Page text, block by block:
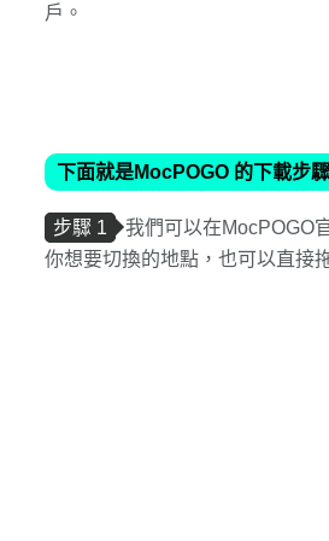
戶。
下面就是MocPOGO 的下載步
步驟 1
我們可以在MocPOGO
你想要切換的地點，也可以直接